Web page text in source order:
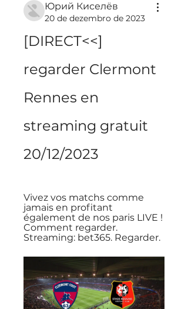
Юрий Киселёв
20 de dezembro de 2023
[DIRECT<<]
regarder Clermont
Rennes en
streaming gratuit
20/12/2023
Vivez vos matchs comme
jamais en profitant
également de nos paris LIVE !
Comment regarder.
Streaming: bet365. Regarder.